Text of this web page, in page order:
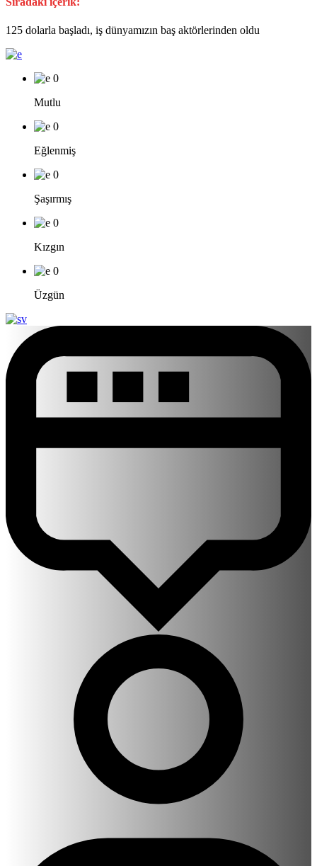
125 dolarla başladı, iş dünyamızın baş aktörlerinden oldu
0
Mutlu
0
Eğlenmiş
0
Şaşırmış
0
Kızgın
0
Üzgün